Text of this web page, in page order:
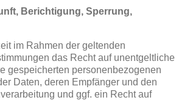
Berichtigung, Sperrung,
im Rahmen der geltenden
das Recht auf unentgeltliche
gespeicherten personenbezogenen
Daten, deren Empfänger und den
und ggf. ein Recht auf